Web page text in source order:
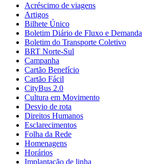
Acréscimo de viagens
Artigos
Bilhete Único
Boletim Diário de Fluxo e Demanda
Boletim do Transporte Coletivo
BRT Norte-Sul
Campanha
Cartão Benefício
Cartão Fácil
CityBus 2.0
Cultura em Movimento
Desvio de rota
Direitos Humanos
Esclarecimentos
Folha da Rede
Homenagens
Horários
Implantação de linha